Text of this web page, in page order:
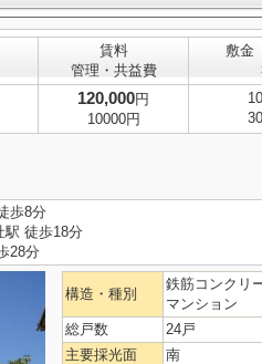
賃料
管理・共益費
敷金
120,000円
10000円
歩8分
駅 徒歩18分
28分
構造・種別
鉄筋コンクリ
マンション
総戸数 24戸
主要採光面
南